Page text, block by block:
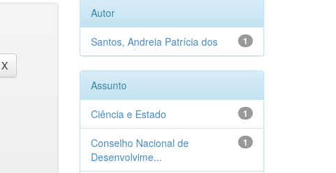
Autor
1
Santos, Andreia Patrícia dos
Assunto
1
Ciência e Estado
1
Conselho Nacional de
Desenvolvime...